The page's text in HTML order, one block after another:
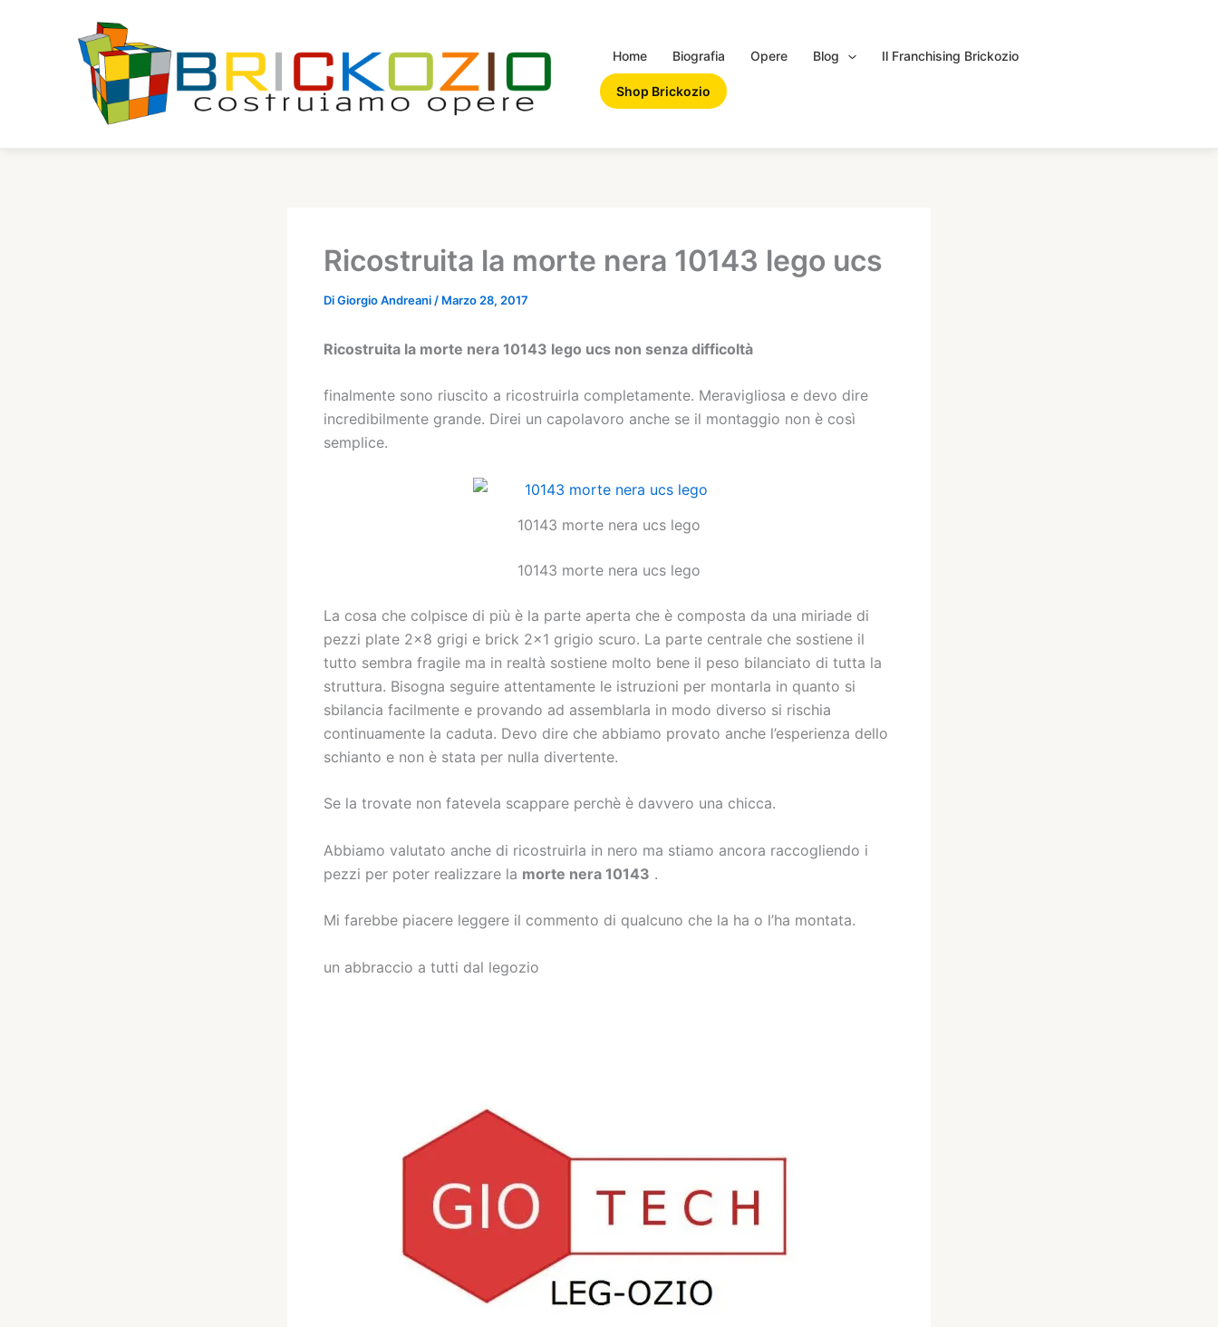
Home Biografia Opere Blog Il Franchising Brickozio
Shop Brickozio
Ricostruita la morte nera 10143 lego ucs
DiGiorgio Andreani / Marzo 28, 2017
Ricostruita la morte nera 10143 lego ucs non senza difficoltà
finalmente sono riuscito a ricostruirla completamente. Meravigliosa e devo dire
incredibilmente grande. Direi un capolavoro anche se il montaggio non è così
semplice.
10143 morte nera ucs lego
10143 morte nera ucs lego
La cosa che colpisce di più è la parte aperta che è composta da una miriade di
pezzi plate 2×8 grigi e brick 2×1 grigio scuro. La parte centrale che sostiene il
tutto sembra fragile ma in realtà sostiene molto bene il peso bilanciato di tutta la
struttura. Bisogna seguire attentamente le istruzioni per montarla in quanto si
sbilancia facilmente e provando ad assemblarla in modo diverso si rischia
continuamente la caduta. Devo dire che abbiamo provato anche l’esperienza dello
schianto e non è stata per nulla divertente.
Se la trovate non fatevela scappare perchè è davvero una chicca.
Abbiamo valutato anche di ricostruirla in nero ma stiamo ancora raccogliendo i
pezzi per poter realizzare la morte nera 10143 .
Mi farebbe piacere leggere il commento di qualcuno che la ha o l’ha montata.
un abbraccio a tutti dal legozio